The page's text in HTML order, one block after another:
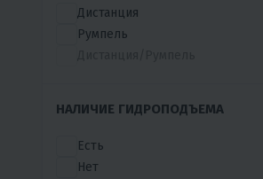
JOBE
JS
MERCURY
Дистанция
Румпель
НАЛИЧИЕ ГИДРОПОДЪЕМА
Есть
Нет